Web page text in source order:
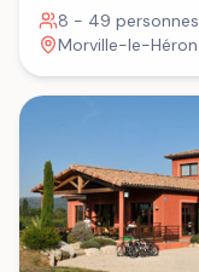
8 - 49 personnes
Morville-le-Héron